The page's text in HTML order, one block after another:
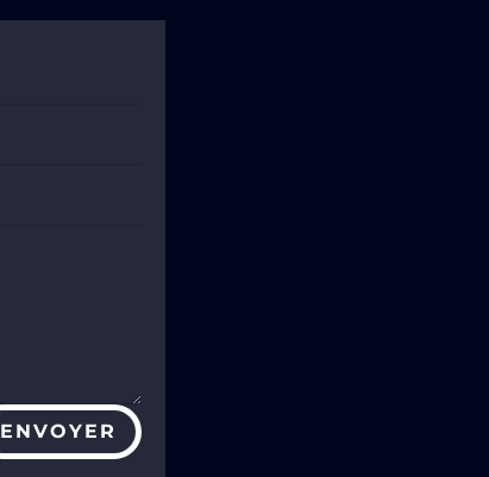
ENVOYER